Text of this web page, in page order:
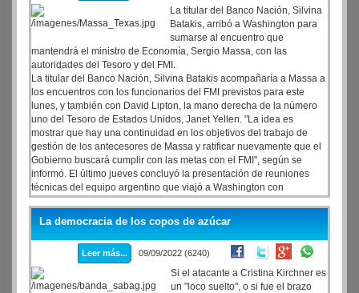
La titular del Banco Nación, Silvina
Batakis, arribó a Washington para
sumarse al encuentro que
mantendrá el ministro de Economía, Sergio Massa, con las
autoridades del Tesoro y del FMI.
La titular del Banco Nación, Silvina Batakis acompañaría a Massa a
los encuentros con los funcionarios del FMI previstos para este
lunes, y también con David Lipton, la mano derecha de la número
uno del Tesoro de Estados Unidos, Janet Yellen. "La idea es
mostrar que hay una continuidad en los objetivos del trabajo de
gestión de los antecesores de Massa y ratificar nuevamente que el
Gobierno buscará cumplir con las metas con el FMI", según se
informó. El último jueves concluyó la presentación de reuniones
técnicas del equipo argentino que viajó a Washington con
referentes del FMI, y a partir del viernes se desarrollan las
"negociaciones finas" para lograr cerrar un acuerdo con el staff del
Fondo la semana próxima por la segunda revisión del programa,
correspondiente al segundo trimestre de 2022.
La democracia de los copos de azúcar
Leer más... 09/09/2022 (6240)
Si el atacante a Cristina Kirchner es
un "loco suelto", o si fue el brazo